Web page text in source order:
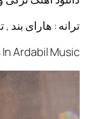
ترانه : هارای
Ardabil Music